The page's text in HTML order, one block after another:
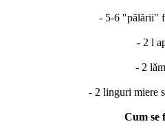
- 5-6 "pălării"
- 2 l
- 2
- 2 linguri miere
Cum se